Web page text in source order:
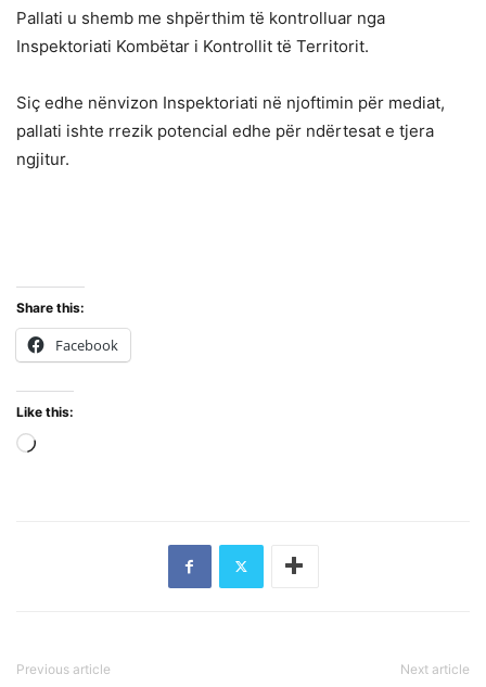
Pallati u shemb me shpërthim të kontrolluar nga
Inspektoriati Kombëtar i Kontrollit të Territorit.
Siç edhe nënvizon Inspektoriati në njoftimin për mediat,
pallati ishte rrezik potencial edhe për ndërtesat e tjera
ngjitur.
Share this:
Facebook
Like this:
Previous article Next article